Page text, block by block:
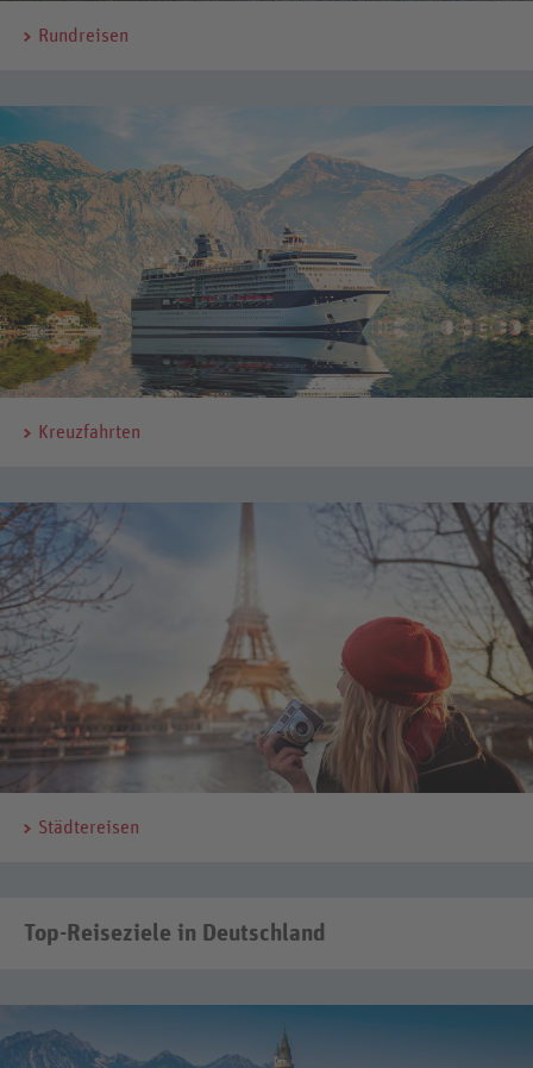
Rundreisen
Kreuzfahrten
Städtereisen
Top-Reiseziele in Deutschland